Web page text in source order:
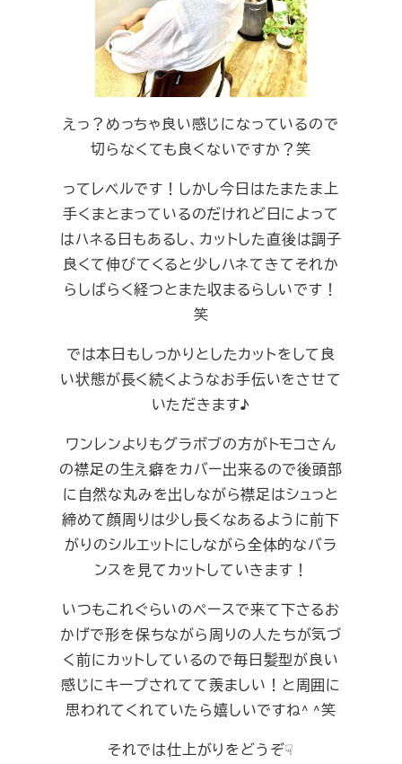
えっ？めっちゃ良い感じになっているので
切らなくても良くないですか？笑
ってレベルです！しかし今日はたまたま上
手くまとまっているのだけれど日によって
はハネる日もあるし、カットした直後は調子
良くて伸びてくると少しハネてきてそれか
らしばらく経つとまた収まるらしいです！
笑
では本日もしっかりとしたカットをして良
い状態が長く続くようなお手伝いをさせて
いただきます♪
ワンレンよりもグラボブの方がトモコさん
の襟足の生え癖をカバー出来るので後頭部
に自然な丸みを出しながら襟足はシュっと
締めて顔周りは少し長くなあるように前下
がりのシルエットにしながら全体的なバラ
ンスを見てカットしていきます！
いつもこれぐらいのペースで来て下さるお
かげで形を保ちながら周りの人たちが気づ
く前にカットしているので毎日髪型が良い
感じにキープされてて羨ましい！と周囲に
思われてくれていたら嬉しいですね^ ^笑
それでは仕上がりをどうぞ☟